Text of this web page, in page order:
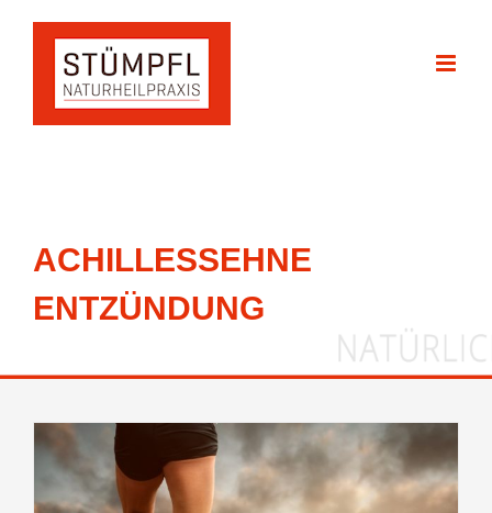
springen
ACHILLESSEHNE
ENTZÜNDUNG